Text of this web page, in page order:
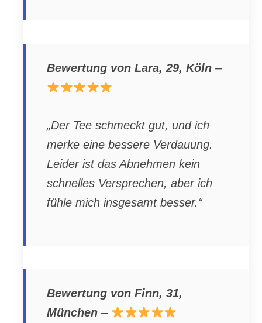
Bewertung von Lara, 29, Köln –
„Der Tee schmeckt gut, und ich
merke eine bessere Verdauung.
Leider ist das Abnehmen kein
schnelles Versprechen, aber ich
fühle mich insgesamt besser.“
Bewertung von Finn, 31,
München –